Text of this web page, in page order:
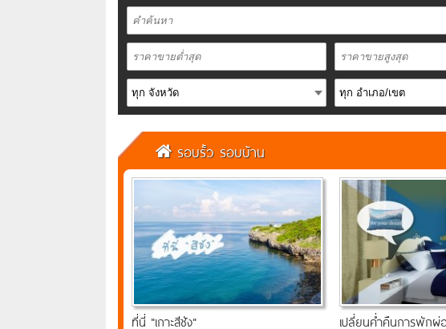
รอบรั้ว รอบบ้าน
ที่นี่ "เกาะสีชัง"
เปลี่ยนค่ำคืนการพักผ่